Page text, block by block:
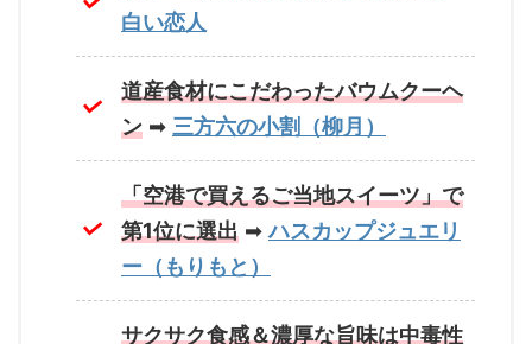
白い恋人
道産食材にこだわったバウムクーヘ
ン ➡ 三方六の小割（柳月）
「空港で買えるご当地スイーツ」で
第1位に選出 ➡ハスカップジュエリ
ー（もりもと）
サクサク食感＆濃厚な旨味は中毒性